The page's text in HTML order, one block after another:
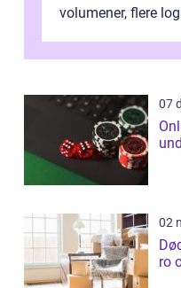
volumener, flere
07
02
ro